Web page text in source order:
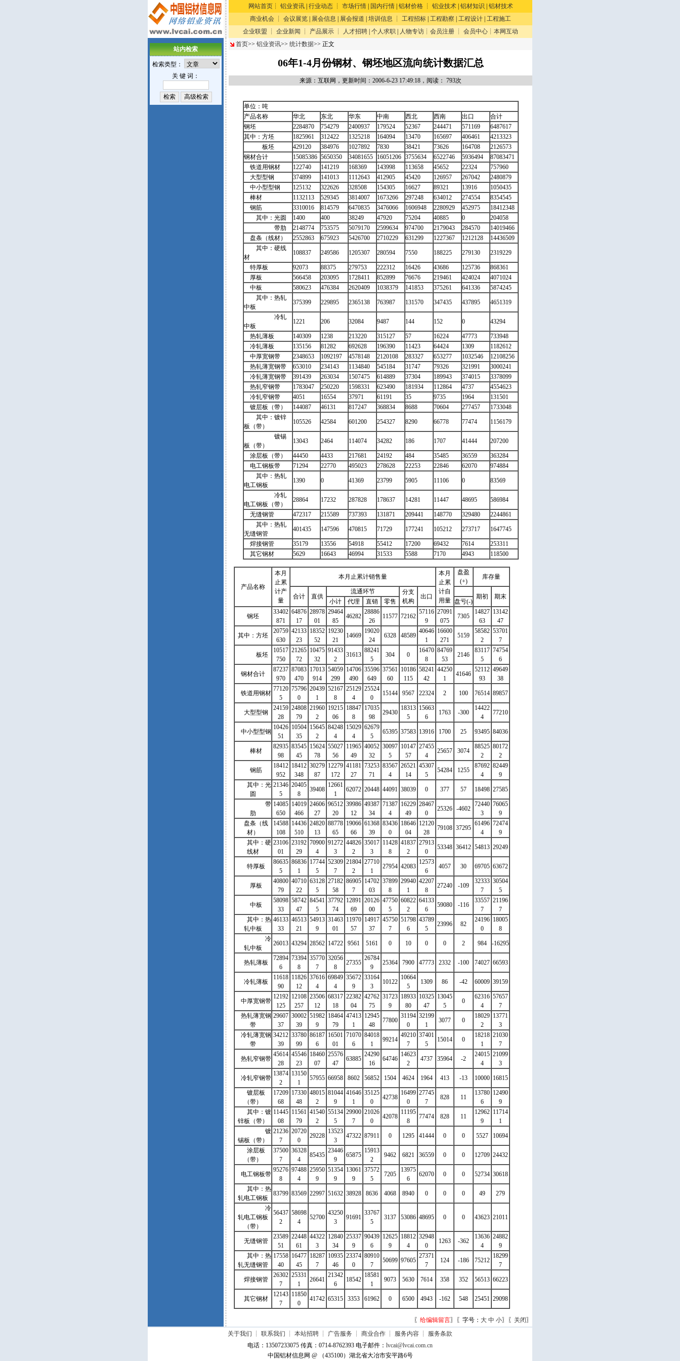
网站首页┊ 铝业资讯| 行业动态┊ 市场行情| 国内行情| 铝材价格┊ 铝业技术| 铝材知识
铝材技术
商业机会 ┊ 会议展览 展会信息 展会报道 培训信息 ┊ 工程招标 工程勘察 工程设计 工程施工
企业联盟 ┊ 企业新闻 ┊ 产品展示 ┊ 人才招聘 个人求职 人物专访 ┊ 会员注册 ┊ 会员中心 ┊ 本网互动
站内检索
检索类型：
关 键 词：
首页>> 铝业资讯>> 统计数据>> 正文
06年1-4月份钢材、钢坯地区流向统计数据汇总
来源：互联网，更新时间：2006-6-23 17:49:18，阅读： 793次
单位：吨
产品名称
华北 东北 华东 中南 西北 西南 出口
合计
钢坯
2284870 754279 2400937 179524 52367 244471 571169
6487617
其中：方坯
1825961 312422 1325218 164094 13470 165697 406461
4213323
板坯
429120 384976 1027892 7830 38421 73626 164708
2126573
钢材合计
15085386 5650350 34081655 16051206 3755634 6522746 5936494
87083471
铁道用钢材
122740 141219 168369 143998 113658 45652 22324
757960
大型型钢
374899 141013 1112643 412905 45420 126957 267042
2480879
中小型型钢
125132 322626 328508 154305 16627 89321 13916
1050435
棒材
1132113 529345 3814007 1673266 297248 634012 274554
8354545
钢筋
3310016 814579 6470835 3476066 1606948 2280929 452975
18412348
其中：光圆
1400 400 38249 47920 75204 40885 0
204058
带肋
2148774 753575 5079170 2599634 974700 2179043 284570
14019466
盘条（线材）
2552863 675923 5426700 2710229 631299 1227367 1212128
14436509
其中：硬线
材
108837 249586 1205307 280594 7550 188225 279130 2319229
特厚板 92073 88375 279753 222312 16426 43686 125736
868361
厚板
566458 203095 1728411 852899 76676 219461 424024
4071024
中板
580623 476384 2620409 1038379 141853 375261 641336
5874245
其中：热轧
中板
375399 229895 2365138 763987 131570 347435 437895 4651319
冷轧
中板
1221 206 32084 9487 144 152 0 43294
热轧薄板 140309 1238 213220 315127 57 16224 47773
733948
冷轧薄板
135156 81282 692628 196390 11423 64424 1309
1182612
中厚宽钢带
2348653 1092197 4578148 2120108 283327 653277 1032546
12108256
热轧薄宽钢带
653010 234143 1134840 545184 31747 79326 321991
3000241
冷轧薄宽钢带
391439 263034 1507475 614889 37304 189943 374015
3378099
热轧窄钢带
1783047 250220 1598331 623490 181934 112864 4737
4554623
冷轧窄钢带
4051 16554 37971 61191 35 9735 1964
131501
镀层板（带）
144087 46131 817247 368834 8688 70604 277457
1733048
其中：镀锌
板（带）
105526 42584 601200 254327 8290 66778 77474 1156179
镀锡
板（带）
13043 2464 114074 34282 186 1707 41444 207200
涂层板（带） 44450 4433 217681 24192 484 35485 36559
363284
电工钢板带
71294 22770 495023 278628 22253 22846 62070
974884
其中：热轧
电工钢板
1390 0 41369 23799 5905 11106 0 83569
冷轧
电工钢板（带）
28864 17232 287828 178637 14281 11447 48695 586984
无缝钢管 472317 215589 737393 131871 209441 148770 329480
2244861
其中：热轧
无缝钢管
401435 147596 470815 71729 177241 105212 273717 1647745
焊接钢管 35179 13556 54918 55412 17200 69432 7614
253311
其它钢材
5629 16643 46994 31533 5588 7170 4943 118500
产品名称
本月
止累
计产
量
本月止累计销售量
本月
止累
计自
用量
盘盈
(+)
库存量
合计 直供
流通环节
分支
机构
出口 期初 期末
小计 代理 直销 零售 盘亏(-)
钢坯
33402
871
64876
17
28978
01
29464
85
46282
28886
26
11577 72162
57116
9
27091
075
7305
14827
63
13142
47
其中：方坯
20759
630
42133
23
18352
52
19230
21
14669
19020
24
6328 48589
40646
1
16600
271
5159
58582
2
53701
7
板坯
10517
750
21265
72
10475
32
91433
2
31613
88241
5
304 0
16470
8
84769
53
2146
83117
5
74754
6
钢材合计
87237
970
87083
470
17013
914
54059
299
14706
490
35596
649
37561
60
10186
115
58241
42
44250
1
41646
52112
93
49649
38
铁道用钢材
77120
5
75796
0
20439
1
52167
8
25129
4
25524
0
15144 9567 22324 2 100 76514 89857
大型型钢
24159
28
24808
79
21960
2
19215
06
18847
8
17035
98
29430
18313
5
15663
6
1763 -300
14422
4
77210
中小型型钢
10426
51
10504
35
15645
2
84248
4
15029
4
62679
5
65395 37583 13916 1700 25 93495 84036
棒材
82935
98
83545
45
15624
78
55027
56
11965
49
40052
32
30097
5
10147
57
27455
4
25657 3074
88525
2
80172
2
钢筋
18412
952
18412
348
30279
87
12279
172
41181
27
73253
71
83567
4
26521
14
45307
5
54284 1255
87692
4
82449
9
其中：光
圆
21346
5
20405
8
39408
12661
1
62072 20448 44091 38039 0 377 57 18498 27585
带
肋
14085
650
14019
466
24606
27
96512
20
39986
12
49387
34
71387
4
16229
49
28467
0
25326 -4602
72440
3
76065
9
盘条（线
材）
14588
108
14436
510
24820
13
88778
65
19066
66
61368
39
83436
0
18646
04
12120
28
79108 37295
61496
4
72474
9
其中：硬
线材
23106
01
23192
29
70900
4
91272
3
44826
2
35017
3
11428
8
41837
2
27913
0
53348 36412 54813 29249
特厚板
86635
5
86836
1
17744
5
52309
7
21804
2
27710
1
27954 42083
12573
6
4057 30 69705 63672
厚板
40800
79
40710
22
63128
5
27182
58
86905
7
14702
03
37899
8
29940
1
42207
8
27240 -109
32333
7
30504
5
中板
58098
33
58742
47
84541
5
37792
74
12891
69
20126
00
47750
5
60822
2
64133
6
59080 -116
33557
7
21196
7
其中：热
轧中板
46133
33
46513
21
54913
9
31463
01
11970
57
14917
37
45750
7
51798
6
43789
5
23996 82
24196
0
18005
8
冷
轧中板
26013 43294 28562 14722 9561 5161 0 10 0 0 2 984 -16295
热轧薄板
72894
6
73394
8
35770
7
32056
8
27355
26784
9
25364 7900 47773 2332 -100 74027 66593
冷轧薄板
11618
90
11826
12
37616
4
69849
4
35672
9
33164
3
10122
10664
5
1309 86 -42 60009 39159
中厚宽钢带
12192
125
12108
257
23506
12
68317
18
22382
04
42762
75
31723
9
18933
80
10325
47
13045
5
0
62316
4
57657
7
热轧薄宽钢
带
29607
37
30002
39
51982
9
18464
79
47413
1
12945
48
77800
31194
0
32199
1
3077 0
18029
2
13771
3
冷轧薄宽钢
带
34212
39
33780
99
86187
6
16501
01
71070
6
84018
1
99214
49210
7
37401
5
15014 0
18218
1
21030
7
热轧窄钢带
45614
28
45546
23
18460
07
25576
47
63885
24290
16
64746
14623
2
4737 35964 -2
24015
4
21099
3
冷轧窄钢带
13874
2
13150
1
57955 66958 8602 56852 1504 4624 1964 413 -13 10000 16815
镀层板
（带）
17209
68
17330
48
48015
2
81044
9
41646
1
35125
0
42738
16499
0
27745
7
828 11
13780
6
12490
9
其中：镀
锌板（带）
11445
08
11561
79
41540
2
55134
5
29900
7
21026
0
42078
11195
8
77474 828 11
12962
9
11714
1
镀
锡板（带）
21236
7
20720
0
29228
13523
3
47322 87911 0 1295 41444 0 0 5527 10694
涂层板
（带）
37500
7
36328
4
85435
23446
9
65875
15913
2
9462 6821 36559 0 0 12709 24432
电工钢板带
95276
8
97488
4
25950
9
51354
9
13061
9
37572
5
7205
13975
6
62070 0 0 52734 30618
其中：热
轧电工钢板
83799 83569 22997 51632 38928 8636 4068 8940 0 0 0 49 279
冷
轧电工钢板
（带）
56437
2
58698
4
52700
43250
3
91691
33767
5
3137 53086 48695 0 0 43623 21011
无缝钢管
23589
51
22448
61
44322
3
12840
34
25337
9
90439
6
12625
9
18812
4
32948
0
1263 -362
13636
4
24882
9
其中：热
轧无缝钢管
17558
40
16477
45
18287
7
10935
46
23374
0
80910
7
50699 97605
27371
7
124 -186 75212
18299
7
焊接钢管
26302
7
25331
1
26641
21342
6
18542
18581
1
9073 5630 7614 358 352 56513 66223
其它钢材
12143
7
11850
0
41742 65315 3353 61962 0 6500 4943 -162 548 25451 29098
〖 给编辑留言〗〖字号： 大 中 小〗〖 关闭 〗
关于我们 ┊ 联系我们 ┊ 本站招聘 ┊ 广告服务 ┊ 商业合作 ┊ 服务内容 ┊ 服务条款
电话：13507233075 传真：0714-8762393 电子邮件： lvcai@lvcai.com.cn
中国铝材信息网 @ （435100）湖北省大冶市安平路6号